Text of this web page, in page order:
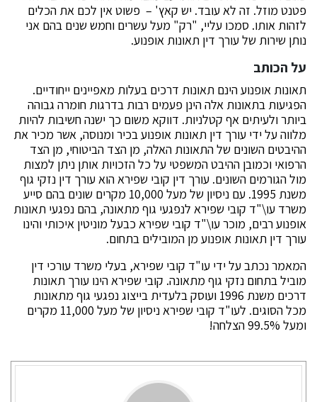
פטנט מוזל. זה לא עובד. יש קאץ' – פשוט אין לכם את הכלים
לזהות אותו. סמכו עליי, "רק" מעל עשרים וחמש שנים בהם אני
נותן שירות של עורך דין תאונות אופנוע.
על הכותב
תאונות אופנוע הינם תאונות דרכים בעלות מאפיינים ייחודיים.
הפגיעות בתאונות אלה הינן פעמים רבות בדרגות חומרה גבוהה
ביותר ולעיתים אף קטלניות. דווקא משום כך ישנה חשיבות להיות
מלווה על ידי עורך דין תאונות אופנוע בכיר ומנוסה, אשר מכיר את
ההיבטים השונים של התאונות האלה, מן הצד הביטוחי, מן הצד
הרפואי וכמובן ההיבט המשפטי על כל הזכויות אותן ניתן למצות
מול הגורמים השונים. עורך דין קובי שפירא הוא עורך דין נזקי גוף
משנת 1995. עם ניסיון של מעל 10,000 מקרים שונים בהם סייע
משרד עו\"ד קובי שפירא לנפגעי גוף מתאונה, בהם נפגעי תאונות
אופנוע רבים, מוכר עו\"ד קובי שפירא כבעל מוניטין איכותי והינו
עורך דין תאונות אופנוע מן המובילים בתחום.
המאמר נכתב על ידי עו"ד קובי שפירא, בעלי משרד עורכי דין
מוביל בתחום נזקי גוף מתאונה. קובי שפירא הינו עורך תאונות
דרכים משנת 1996 ועוסק בלעדית בייצוג נפגעי גוף מתאונות
מכל הסוגים. לעו"ד קובי שפירא ניסיון של מעל 11,000 מקרים
ומעל 99.5% הצלחה!